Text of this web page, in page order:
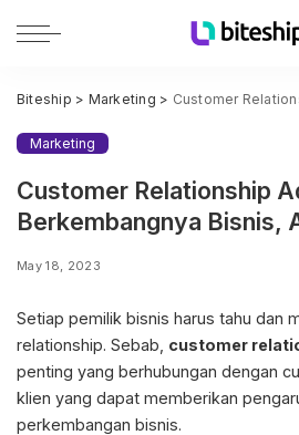
Biteship > Marketing > Customer Relationship Adalah
Marketing
Customer Relationship
Berkembangnya Bisnis,
May 18, 2023
Setiap pemilik bisnis harus tahu dan
relationship. Sebab, customer
penting yang berhubungan dengan
klien yang dapat memberikan
perkembangan bisnis.